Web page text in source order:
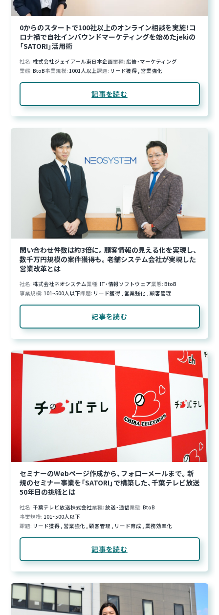
0からのスタートで100社以上のオンライン相談を実施！コ
ロナ禍で自社インバウンドマーケティングを始めたjekiの
「SATORI」活用術
社名 株式会社ジェイアール東日本企画業種 広告・マーケティング
業態 BtoB事業規模 1001人以上課題 リード獲得, 営業強化
記事を読む
問い合わせ件数は約3倍に。顧客情報の見える化を実現し、
数千万円規模の案件獲得も。老舗システム会社が実現した
営業改革とは
社名 株式会社ネオシステム業種 IT・情報ソフトウェア業態 BtoB
事業規模 101~500人以下課題 リード獲得, 営業強化 , 顧客管理
記事を読む
セミナーのWebページ作成から、フォローメールまで。新
規のセミナー事業を「SATORI」で構築した、千葉テレビ放送
50年目の挑戦とは
社名 千葉テレビ放送株式会社業種 放送・通信業態 BtoB
事業規模 101~500人以下
課題 リード獲得, 営業強化 顧客管理 リード育成 業務効率化
記事を読む